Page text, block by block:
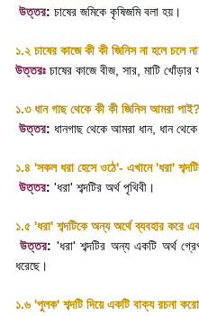
উত্তর: চাষের জমিকে কৃষিজমি বলা হয় ।
১.২ চাষের কাজে কী কী জিনিস না হলে চলে না
উত্তরঃ চাষের কাজে বীজ, সার মাটি খোঁড়ার
১.৩ ধান গাছ থেকে কী কী জিনিস আমরা পাই?
উত্তর: ধানগাছ থেকে আমরা ধান, ধান
১.৪ 'সকল ধরা হেসে ওঠে'- এখানে'ধরা'
উত্তর: 'ধরা' শব্দটির অর্থ পৃথিবী ।
১.৫ 'ধরা' শব্দটিকে অন্য অর্থে ব্যবহার করে
উত্তর: 'ধরা'শব্দটির অন্য একটি অর্থ
ধরেছে ।
১.৬ 'পুলক' শব্দটি দিয়ে একটি বাক্য রচনা করো